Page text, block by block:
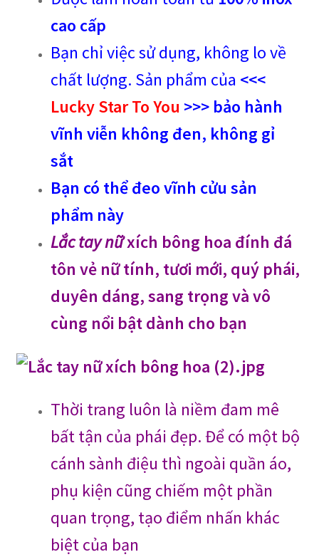
cao cấp
Bạn chỉ việc sử dụng, không lo về
chất lượng. Sản phẩm của <<<
Lucky Star To You >>> bảo hành
vĩnh viễn không đen, không gỉ
sắt
Bạn có thể đeo vĩnh cửu sản
phẩm này
Lắc tay nữxích bông hoa đính đá
tôn vẻ nữ tính, tươi mới, quý phái,
duyên dáng, sang trọng và vô
cùng nổi bật dành cho bạn
Thời trang luôn là niềm đam mê
bất tận của phái đẹp. Để có một bộ
cánh sành điệu thì ngoài quần áo,
phụ kiện cũng chiếm một phần
quan trọng, tạo điểm nhấn khác
biệt của bạn